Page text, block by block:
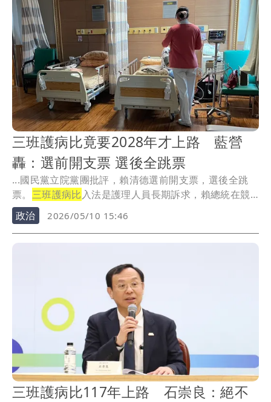
三班護病比竟要2028年才上路 藍營
轟：選前開支票 選後全跳票
...國民黨立院黨團批評，賴清德選前開支票，選後全跳
票。 三班護病比入法是護理人員長期訴求，賴總統在競
選期間...
政治 2026/05/10 15:46
三班護病比117年上路 石崇良：絕不